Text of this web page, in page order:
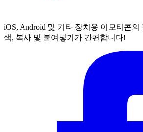
iOS, Android 및 기타 장치용 이모티콘의
색, 복사 및 붙여넣기가 간편합니다!